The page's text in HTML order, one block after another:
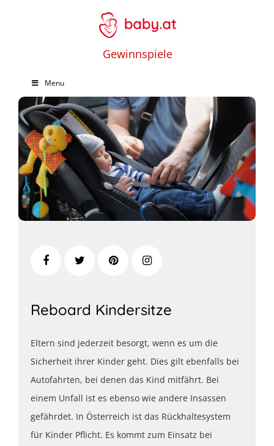
Gewinnspiele
Menu
Reboard Kindersitze
Eltern sind jederzeit besorgt, wenn es um die
Sicherheit ihrer Kinder geht. Dies gilt ebenfalls bei
Autofahrten, bei denen das Kind mitfährt. Bei
einem Unfall ist es ebenso wie andere Insassen
gefährdet. In Österreich ist das Rückhaltesystem
für Kinder Pflicht. Es kommt zum Einsatz bei